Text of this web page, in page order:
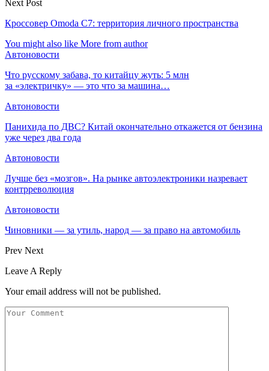
Next Post
Кроссовер Omoda C7: территория личного пространства
You might also like More from author
Автоновости
Что русскому забава, то китайцу жуть: 5 млн
за «электричку» — это что за машина…
Автоновости
Панихида по ДВС? Китай окончательно откажется от бензина
уже через два года
Автоновости
Лучше без «мозгов». На рынке автоэлектроники назревает
контрреволюция
Автоновости
Чиновники — за утиль, народ — за право на автомобиль
Prev Next
Leave A Reply
Your email address will not be published.